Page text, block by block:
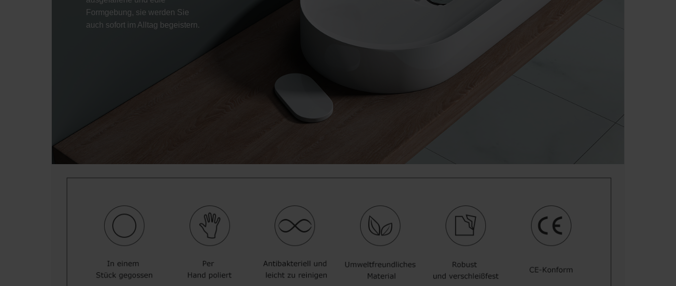
Formgebung, sie werden Sie
auch sofort im Alltag begeistern.